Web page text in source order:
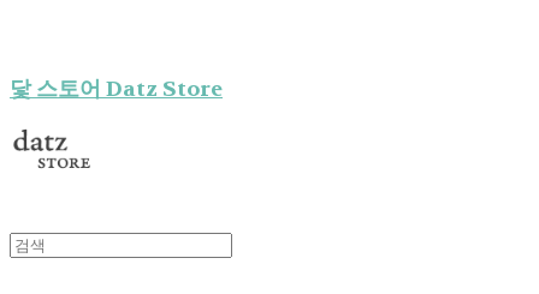
닻 스토어 Datz Store